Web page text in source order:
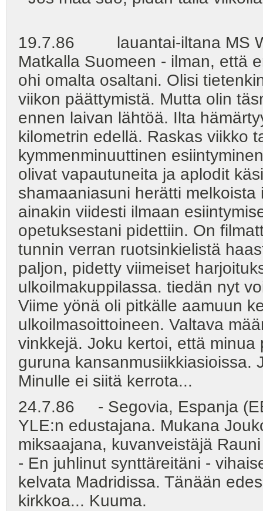
19.7.86 lauantai-iltana MS
Matkalla Suomeen - ilman, että
ohi omalta osaltani. Olisi
viikon päättymistä. Mutta olin
ennen laivan lähtöä. Ilta
kilometrin edellä. Raskas viikko
kymmenminuuttinen
olivat vapautuneita ja aplodit
shamaaniasuni herätti
ainakin viidesti ilmaan
opetuksestani pidettiin. On
tunnin verran ruotsinkielistä
paljon, pidetty viimeiset
ulkoilmakuppilassa. tiedän nyt
Viime yönä oli pitkälle aamuun
ulkoilmasoittoineen. Valtava
vinkkejä. Joku kertoi, että
guruna kansanmusiikkiasioissa.
Minulle ei siitä kerrota...
24.7.86 - Segovia, Espanja
YLE:n edustajana. Mukana
miksaajana, kuvanveistäjä
- En juhlinut synttäreitäni -
kelvata Madridissa. Tänään
kirkkoa... Kuuma.